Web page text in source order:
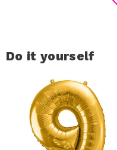
Do it yourself